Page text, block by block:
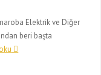
Elektrik ve Diğer
beri başta